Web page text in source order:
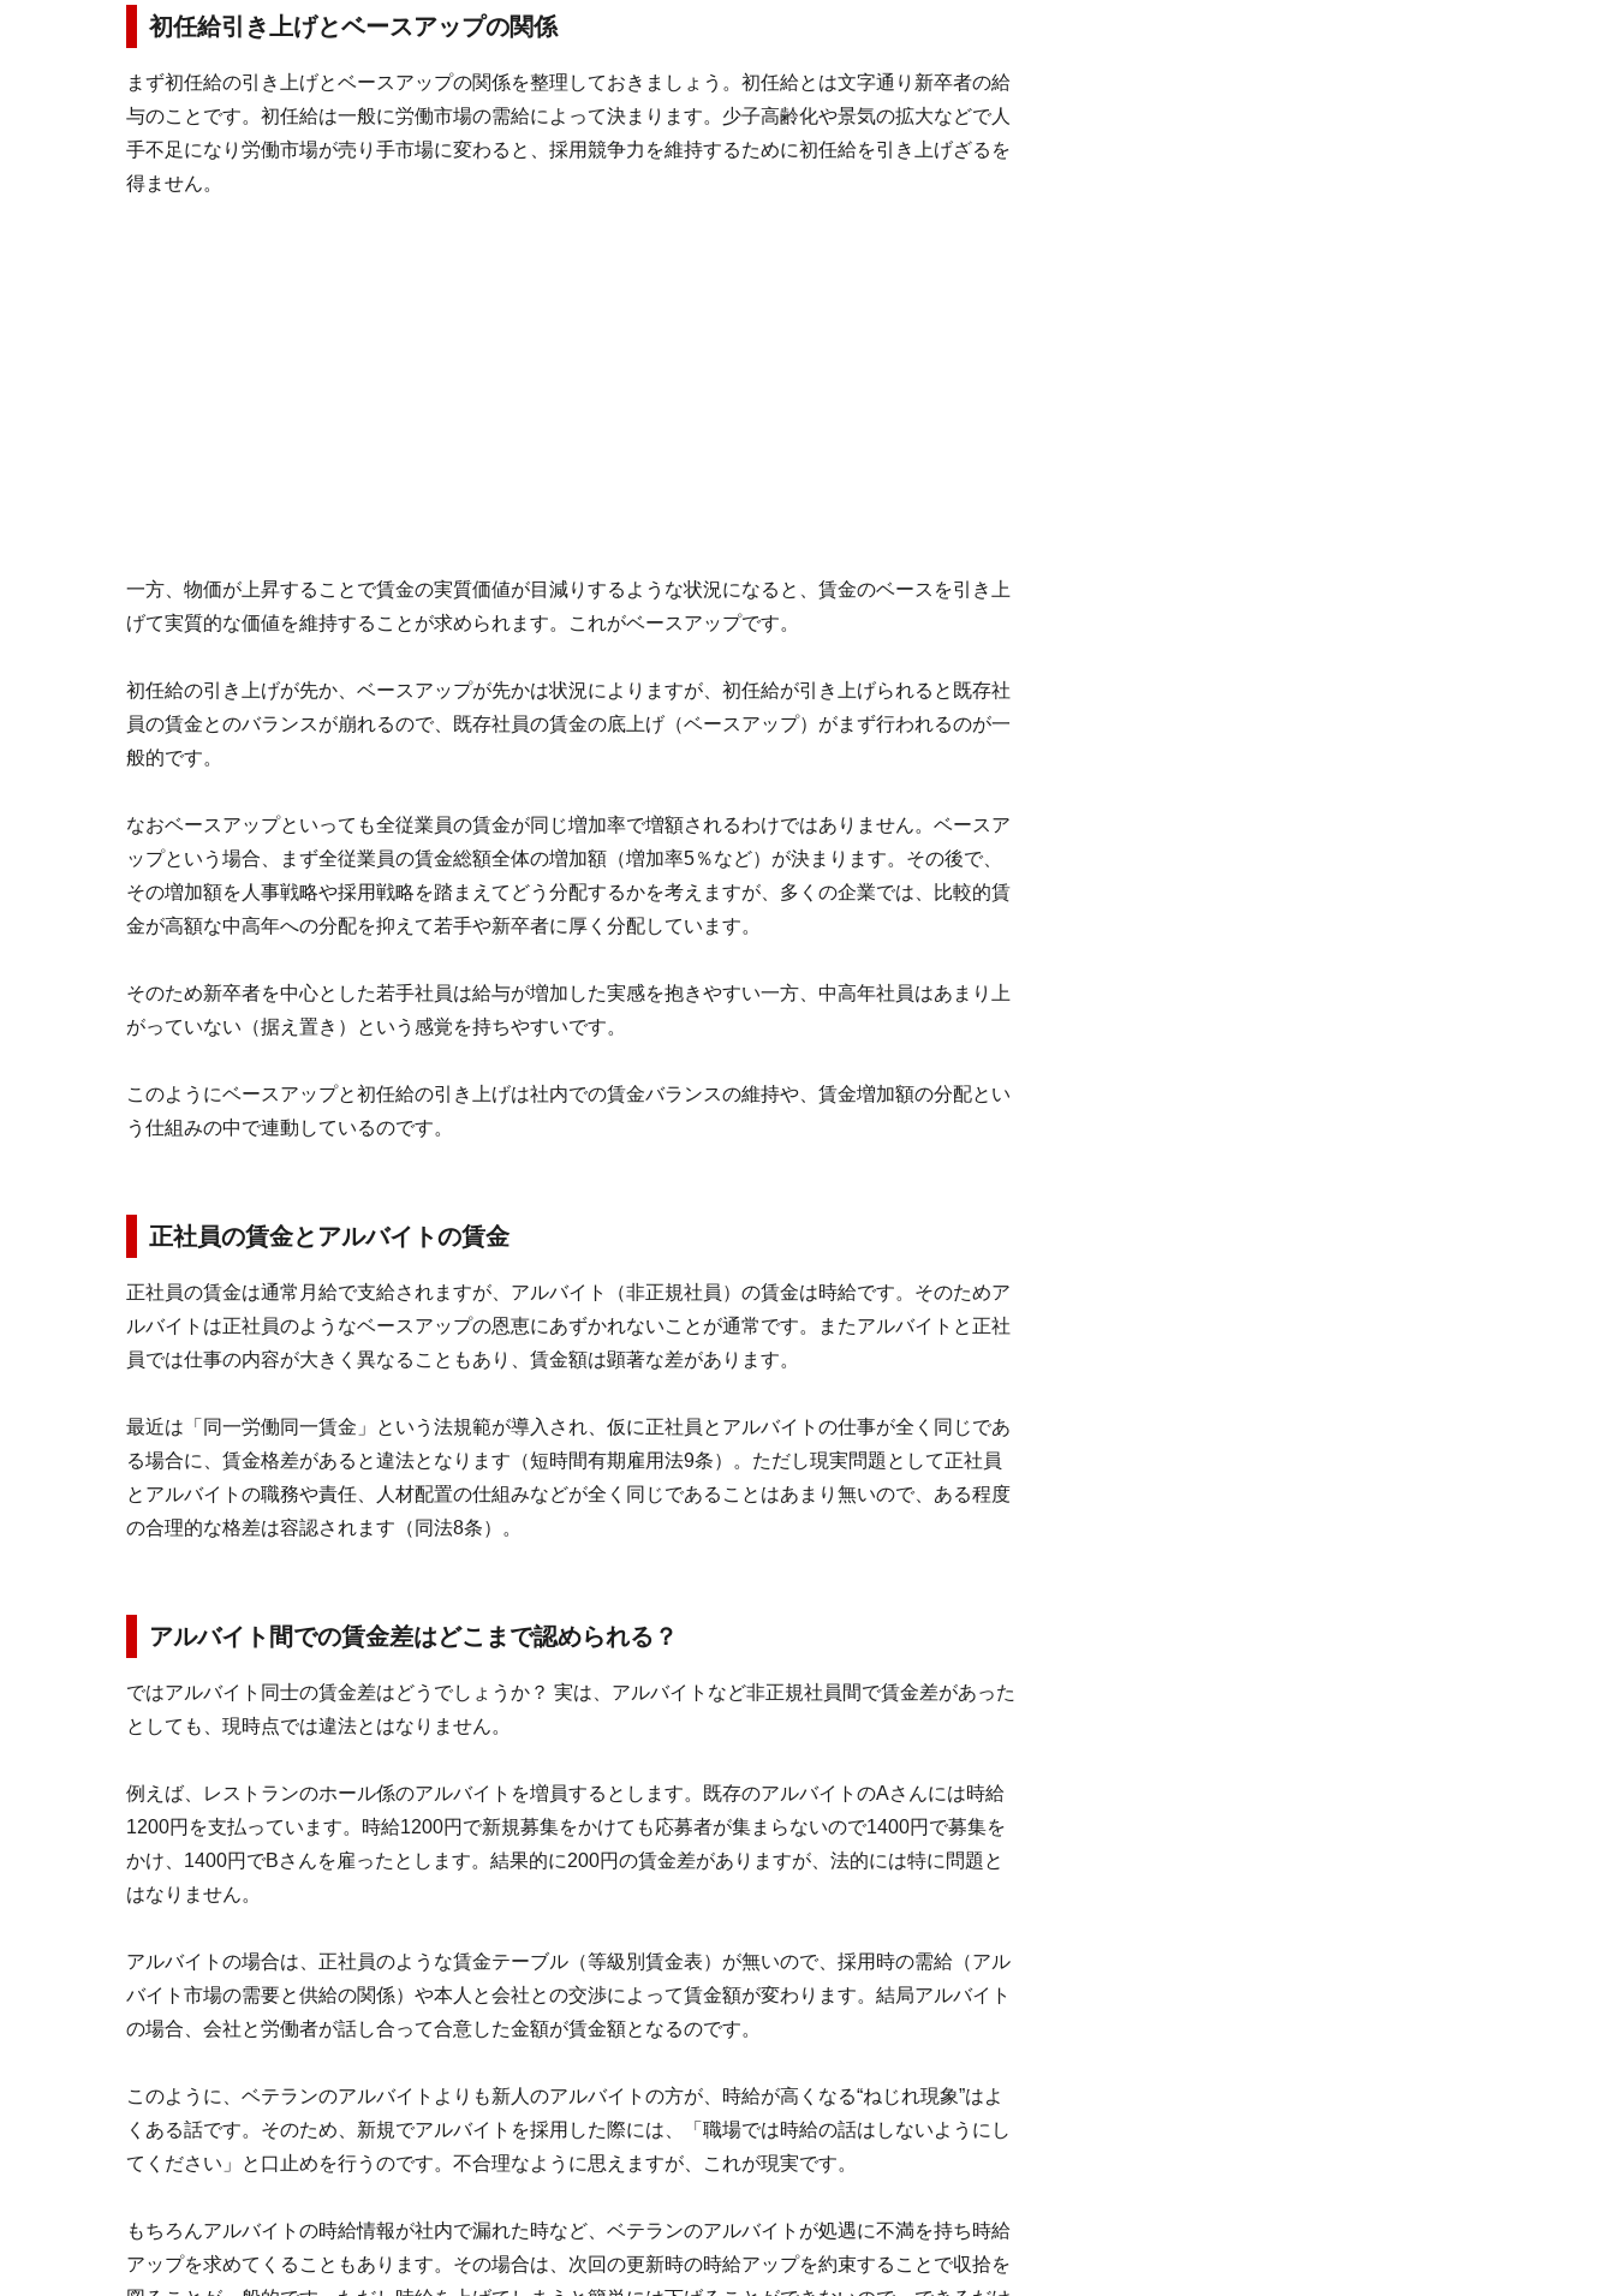
初任給引き上げとベースアップの関係
まず初任給の引き上げとベースアップの関係を整理しておきましょう。初任給とは文字通り新卒者の給
与のことです。初任給は一般に労働市場の需給によって決まります。少子高齢化や景気の拡大などで人
手不足になり労働市場が売り手市場に変わると、採用競争力を維持するために初任給を引き上げざるを
得ません。
一方、物価が上昇することで賃金の実質価値が目減りするような状況になると、賃金のベースを引き上
げて実質的な価値を維持することが求められます。これがベースアップです。
初任給の引き上げが先か、ベースアップが先かは状況によりますが、初任給が引き上げられると既存社
員の賃金とのバランスが崩れるので、既存社員の賃金の底上げ（ベースアップ）がまず行われるのが一
般的です。
なおベースアップといっても全従業員の賃金が同じ増加率で増額されるわけではありません。ベースア
ップという場合、まず全従業員の賃金総額全体の増加額（増加率5％など）が決まります。その後で、
その増加額を人事戦略や採用戦略を踏まえてどう分配するかを考えますが、多くの企業では、比較的賃
金が高額な中高年への分配を抑えて若手や新卒者に厚く分配しています。
そのため新卒者を中心とした若手社員は給与が増加した実感を抱きやすい一方、中高年社員はあまり上
がっていない（据え置き）という感覚を持ちやすいです。
このようにベースアップと初任給の引き上げは社内での賃金バランスの維持や、賃金増加額の分配とい
う仕組みの中で連動しているのです。
正社員の賃金とアルバイトの賃金
正社員の賃金は通常月給で支給されますが、アルバイト（非正規社員）の賃金は時給です。そのためア
ルバイトは正社員のようなベースアップの恩恵にあずかれないことが通常です。またアルバイトと正社
員では仕事の内容が大きく異なることもあり、賃金額は顕著な差があります。
最近は「同一労働同一賃金」という法規範が導入され、仮に正社員とアルバイトの仕事が全く同じであ
る場合に、賃金格差があると違法となります（短時間有期雇用法9条）。ただし現実問題として正社員
とアルバイトの職務や責任、人材配置の仕組みなどが全く同じであることはあまり無いので、ある程度
の合理的な格差は容認されます（同法8条）。
アルバイト間での賃金差はどこまで認められる？
ではアルバイト同士の賃金差はどうでしょうか？ 実は、アルバイトなど非正規社員間で賃金差があった
としても、現時点では違法とはなりません。
例えば、レストランのホール係のアルバイトを増員するとします。既存のアルバイトのAさんには時給
1200円を支払っています。時給1200円で新規募集をかけても応募者が集まらないので1400円で募集を
かけ、1400円でBさんを雇ったとします。結果的に200円の賃金差がありますが、法的には特に問題と
はなりません。
アルバイトの場合は、正社員のような賃金テーブル（等級別賃金表）が無いので、採用時の需給（アル
バイト市場の需要と供給の関係）や本人と会社との交渉によって賃金額が変わります。結局アルバイト
の場合、会社と労働者が話し合って合意した金額が賃金額となるのです。
このように、ベテランのアルバイトよりも新人のアルバイトの方が、時給が高くなる“ねじれ現象”はよ
くある話です。そのため、新規でアルバイトを採用した際には、「職場では時給の話はしないようにし
てください」と口止めを行うのです。不合理なように思えますが、これが現実です。
もちろんアルバイトの時給情報が社内で漏れた時など、ベテランのアルバイトが処遇に不満を持ち時給
アップを求めてくることもあります。その場合は、次回の更新時の時給アップを約束することで収拾を